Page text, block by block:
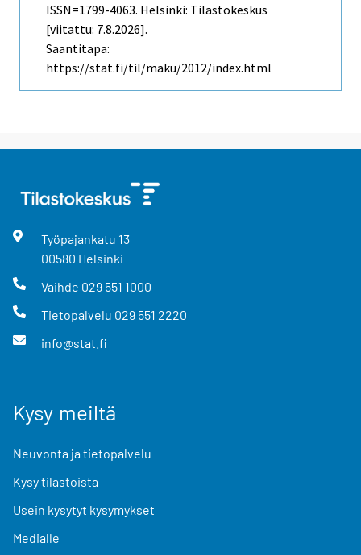
ISSN=1799-4063. Helsinki: Tilastokeskus
[viitattu: 7.8.2026].
Saantitapa:
https://stat.fi/til/maku/2012/index.html
Työpajankatu 13
00580 Helsinki
Vaihde 029 551 1000
Tietopalvelu 029 551 2220
info@stat.fi
Kysy meiltä
Neuvonta ja tietopalvelu
Kysy tilastoista
Usein kysytyt kysymykset
Medialle